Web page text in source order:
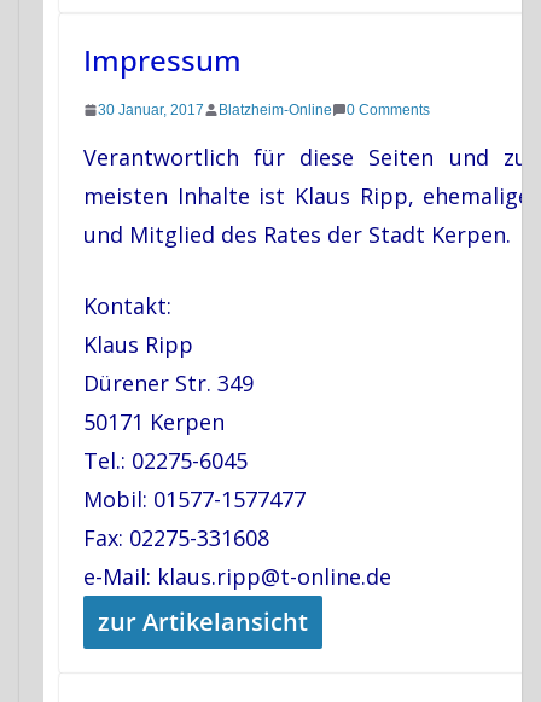
Impressum
30 Januar, 2017 Blatzheim-Online 0 Comments
Verantwortlich für diese Seiten und
meisten Inhalte ist Klaus Ripp,
und Mitglied des Rates der Stadt Kerpen.
Kontakt:
Klaus Ripp
Dürener Str. 349
50171 Kerpen
Tel.: 02275-6045
Mobil: 01577-1577477
Fax: 02275-331608
e-Mail: klaus.ripp@t-online.de
zur Artikelansicht